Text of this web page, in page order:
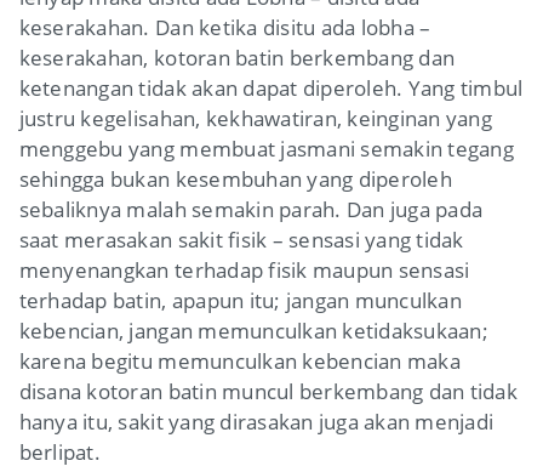
keserakahan. Dan ketika disitu ada lobha –
keserakahan, kotoran batin berkembang dan
ketenangan tidak akan dapat diperoleh. Yang timbul
justru kegelisahan, kekhawatiran, keinginan yang
menggebu yang membuat jasmani semakin tegang
sehingga bukan kesembuhan yang diperoleh
sebaliknya malah semakin parah. Dan juga pada
saat merasakan sakit fisik – sensasi yang tidak
menyenangkan terhadap fisik maupun sensasi
terhadap batin, apapun itu; jangan munculkan
kebencian, jangan memunculkan ketidaksukaan;
karena begitu memunculkan kebencian maka
disana kotoran batin muncul berkembang dan tidak
hanya itu, sakit yang dirasakan juga akan menjadi
berlipat.